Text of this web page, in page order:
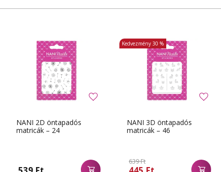
NANI 2D öntapadós
matricák – 24
NANI 3D öntapadós
matricák – 46
639 Ft
Kedvezmény 30 %